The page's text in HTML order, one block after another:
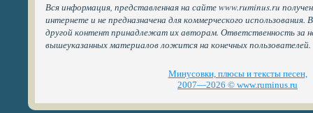
Вся информация, представленная на сайте www.ruminus.ru
интернете и не предназначена для коммерческого
другой контент принадлежат их авторам. Ответственность за
вышеуказанных материалов ложится на конечных пользователей.
Минусовки, плюсы и тексты песен,
2007—2026 © www.ruminus.ru